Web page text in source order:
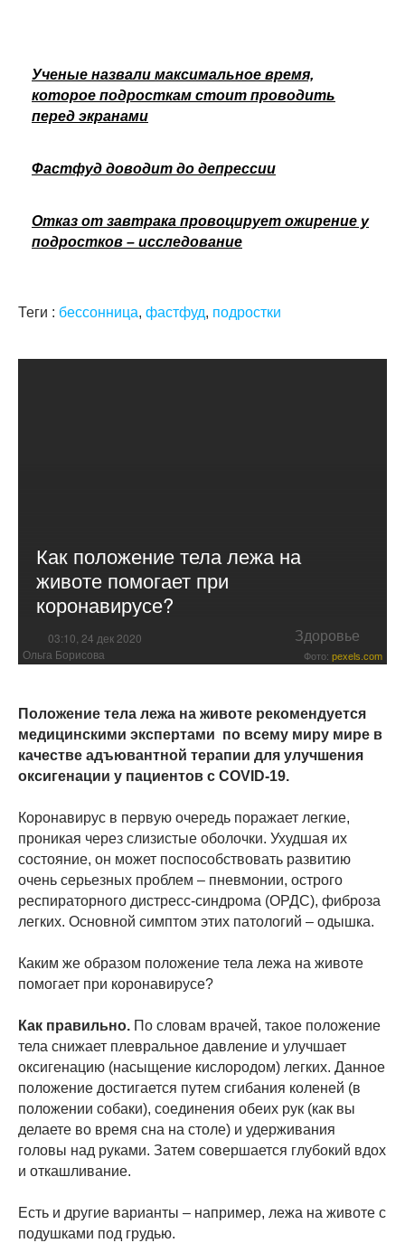
Ученые назвали максимальное время,
которое подросткам стоит проводить
перед экранами
Фастфуд доводит до депрессии
Отказ от завтрака провоцирует ожирение у
подростков – исследование
Теги : бессонница, фастфуд, подростки
Как положение тела лежа на
животе помогает при
коронавирусе?
03:10, 24 дек 2020 Здоровье
Ольга Борисова Фото: pexels.com
Положение тела лежа на животе рекомендуется
медицинскими экспертами по всему миру мире в
качестве адъювантной терапии для улучшения
оксигенации у пациентов с COVID-19.
Коронавирус в первую очередь поражает легкие,
проникая через слизистые оболочки. Ухудшая их
состояние, он может поспособствовать развитию
очень серьезных проблем – пневмонии, острого
респираторного дистресс-синдрома (ОРДС), фиброза
легких. Основной симптом этих патологий – одышка.
Каким же образом положение тела лежа на животе
помогает при коронавирусе?
Как правильно. По словам врачей, такое положение
тела снижает плевральное давление и улучшает
оксигенацию (насыщение кислородом) легких. Данное
положение достигается путем сгибания коленей (в
положении собаки), соединения обеих рук (как вы
делаете во время сна на столе) и удерживания
головы над руками. Затем совершается глубокий вдох
и откашливание.
Есть и другие варианты – например, лежа на животе с
подушками под грудью.